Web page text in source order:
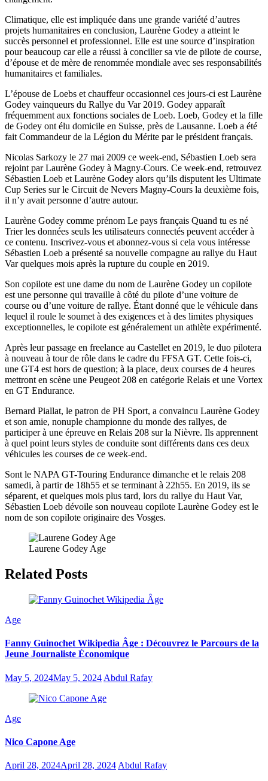
Climatique, elle est impliquée dans une grande variété d’autres
projets humanitaires en conclusion, Laurène Godey a atteint le
succès personnel et professionnel. Elle est une source d’inspiration
pour beaucoup car elle a réussi à concilier sa vie de pilote de course,
d’épouse et de mère de renommée mondiale avec ses responsabilités
humanitaires et familiales.
L’épouse de Loebs et chauffeur occasionnel ces jours-ci est Laurène
Godey vainqueurs du Rallye du Var 2019. Godey apparaît
fréquemment aux fonctions sociales de Loeb. Loeb, Godey et la fille
de Godey ont élu domicile en Suisse, près de Lausanne. Loeb a été
fait Commandeur de la Légion du Mérite par le président français.
Nicolas Sarkozy le 27 mai 2009 ce week-end, Sébastien Loeb sera
rejoint par Laurène Godey à Magny-Cours. Ce week-end, retrouvez
Sébastien Loeb et Laurène Godey alors qu’ils disputent les Ultimate
Cup Series sur le Circuit de Nevers Magny-Cours la deuxième fois,
il n’y avait personne d’autre autour.
Laurène Godey comme prénom Le pays français Quand tu es né
Trier les données seuls les utilisateurs connectés peuvent accéder à
ce contenu. Inscrivez-vous et abonnez-vous si cela vous intéresse
Sébastien Loeb a présenté sa nouvelle compagne au rallye du Haut
Var quelques mois après la rupture du couple en 2019.
Son copilote est une dame du nom de Laurène Godey un copilote
est une personne qui travaille à côté du pilote d’une voiture de
course ou d’une voiture de rallye. Étant donné que le véhicule dans
lequel il roule le soumet à des exigences et à des limites physiques
exceptionnelles, le copilote est généralement un athlète expérimenté.
Après leur passage en freelance au Castellet en 2019, le duo pilotera
à nouveau à tour de rôle dans le cadre du FFSA GT. Cette fois-ci,
une GT4 est hors de question; à la place, deux courses de 4 heures
mettront en scène une Peugeot 208 en catégorie Relais et une Vortex
en GT Endurance.
Bernard Piallat, le patron de PH Sport, a convaincu Laurène Godey
et son amie, nonuple championne du monde des rallyes, de
participer à une épreuve en Relais 208 sur la Nièvre. Ils apprennent
à quel point leurs styles de conduite sont différents dans ces deux
véhicules les courses de ce week-end.
Sont le NAPA GT-Touring Endurance dimanche et le relais 208
samedi, à partir de 18h55 et se terminant à 22h55. En 2019, ils se
séparent, et quelques mois plus tard, lors du rallye du Haut Var,
Sébastien Loeb dévoile son nouveau copilote Laurène Godey est le
nom de son copilote originaire des Vosges.
Laurene Godey Age
Related Posts
Age
Fanny Guinochet Wikipedia Âge : Découvrez le Parcours de la
Jeune Journaliste Économique
May 5, 2024May 5, 2024 Abdul Rafay
Age
Nico Capone Age
April 28, 2024April 28, 2024 Abdul Rafay